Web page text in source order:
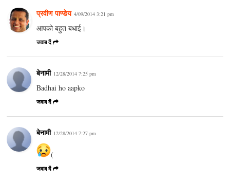
प्रवीण पाण्डेय 4/09/2014 3:21 pm
आपको बहुत बधाई।
जवाब दें
बेनामी 12/28/2014 7:25 pm
Badhai ho aapko
जवाब दें
बेनामी 12/28/2014 7:27 pm
(
जवाब दें